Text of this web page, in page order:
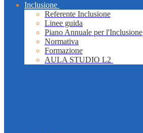
Inclusione
Referente Inclusione
Linee guida
Piano Annuale per l'Inclusione
Normativa
Formazione
AULA STUDIO L2